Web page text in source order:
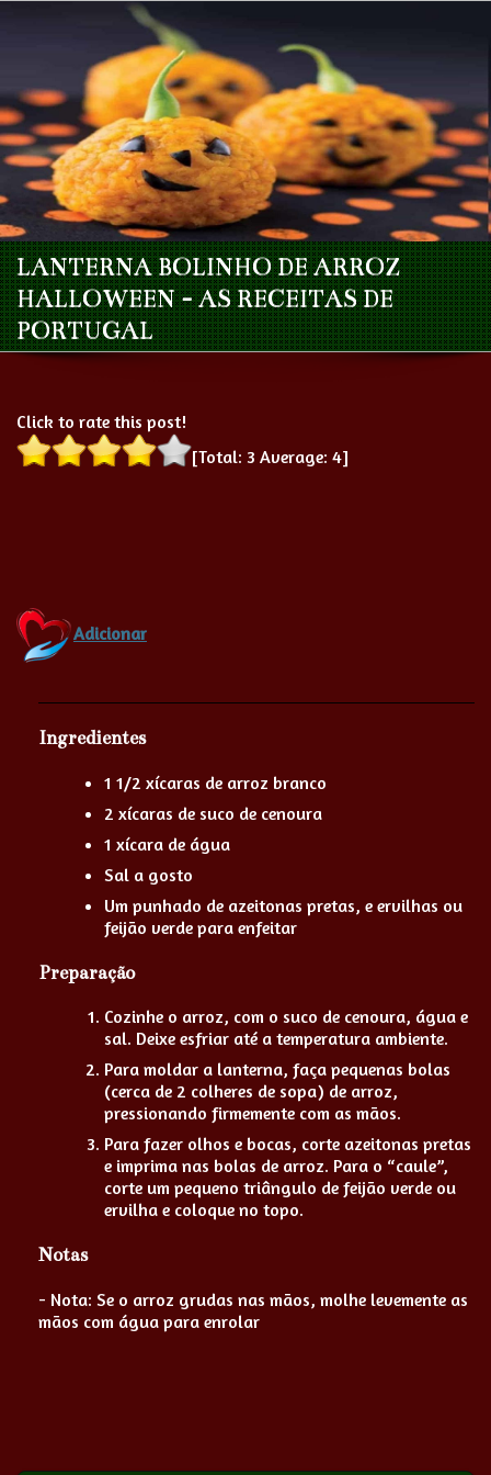
LANTERNA BOLINHO DE ARROZ
HALLOWEEN - AS RECEITAS DE
PORTUGAL
Click to rate this post!
[Total: 3 Average: 4]
Adicionar
Ingredientes
1 1/2 xícaras de arroz branco
2 xícaras de suco de cenoura
1 xícara de água
Sal a gosto
Um punhado de azeitonas pretas, e ervilhas ou
feijão verde para enfeitar
Preparação
Cozinhe o arroz, com o suco de cenoura, água e
sal. Deixe esfriar até a temperatura ambiente.
Para moldar a lanterna, faça pequenas bolas
(cerca de 2 colheres de sopa) de arroz,
pressionando firmemente com as mãos.
Para fazer olhos e bocas, corte azeitonas pretas
e imprima nas bolas de arroz. Para o “caule”,
corte um pequeno triângulo de feijão verde ou
ervilha e coloque no topo.
Notas
- Nota: Se o arroz grudas nas mãos, molhe levemente as
mãos com água para enrolar